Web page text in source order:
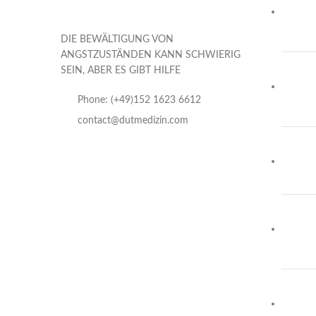
DIE BEWÄLTIGUNG VON
ANGSTZUSTÄNDEN KANN SCHWIERIG
SEIN, ABER ES GIBT HILFE
Phone: (+49)152 1623 6612
contact@dutmedizin.com